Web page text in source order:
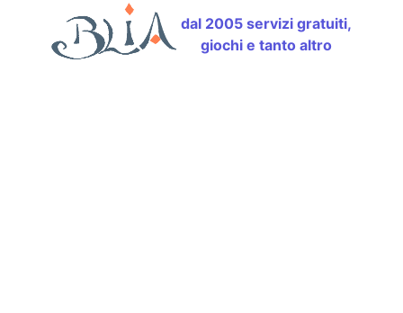
dal 2005 servizi gratuiti,
giochi e tanto altro